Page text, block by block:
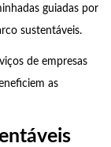
guiadas por
sustentáveis.
de empresas
as